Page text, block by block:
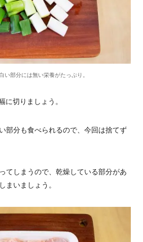
い部分には無い栄養がたっぷり。
に切りましょう。
部分も食べられるので、今回は捨てず
てしまうので、乾燥している部分があ
まいましょう。